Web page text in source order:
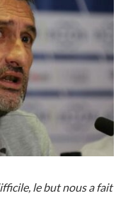
le but nous a fait